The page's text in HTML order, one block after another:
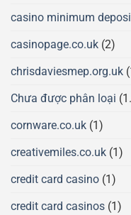
casino minimum
casinopage.co.uk (2)
chrisdaviesmep.org.uk
Chưa được phân loại
cornware.co.uk (1)
creativemiles.co.uk (1)
credit card casino (1)
credit card casinos (1)